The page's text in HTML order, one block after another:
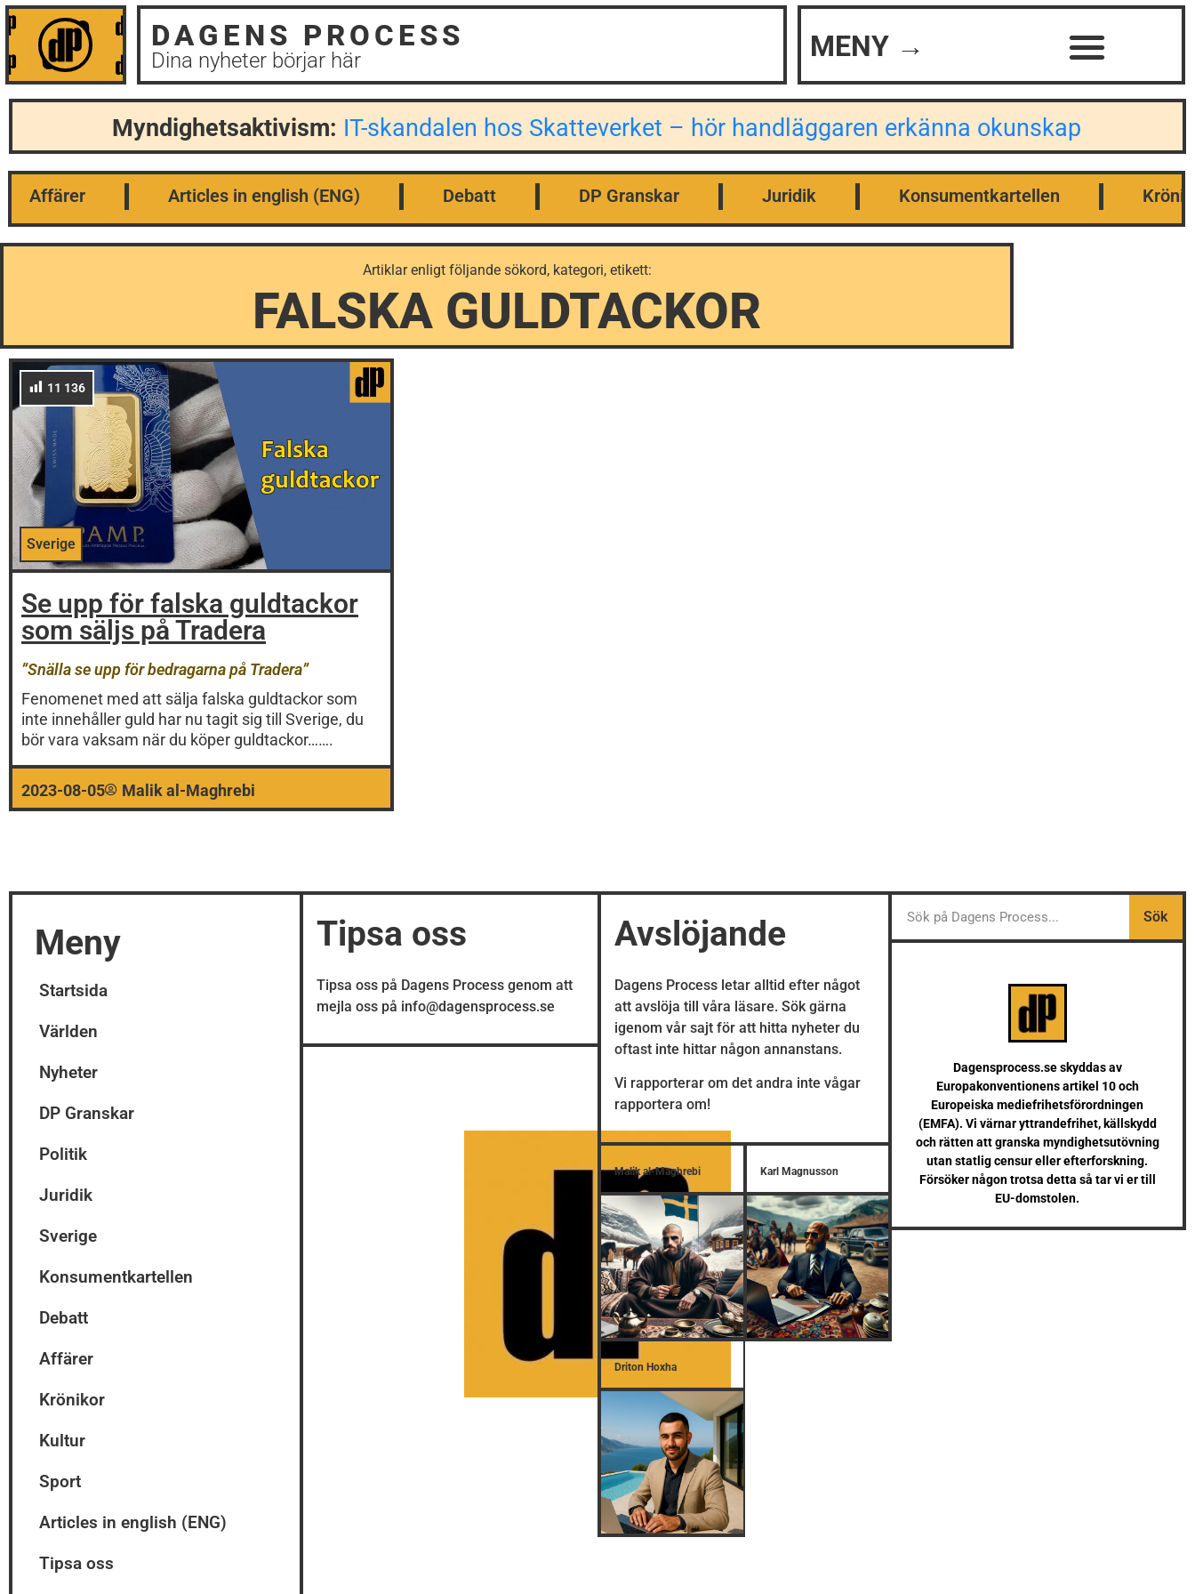
DAGENS PROCESS
Dina nyheter börjar här MENY →
Myndighetsaktivism: IT-skandalen hos Skatteverket – hör handläggaren erkänna okunskap
Affärer Articles in english (ENG) Debatt DP Granskar Juridik Konsumentkartellen
Artiklar enligt följande sökord, kategori, etikett:
FALSKA GULDTACKOR
11 136
Sverige
Se upp för falska guldtackor
som säljs på Tradera
”Snälla se upp för bedragarna på Tradera”
Fenomenet med att sälja falska guldtackor som
inte innehåller guld har nu tagit sig till Sverige, du
bör vara vaksam när du köper guldtackor…….
2023-08-05 Malik al-Maghrebi
Meny
Startsida
Världen
Nyheter
DP Granskar
Politik
Juridik
Sverige
Konsumentkartellen
Debatt
Affärer
Krönikor
Kultur
Sport
Articles in english (ENG)
Tipsa oss
Tipsa oss
Tipsa oss på Dagens Process genom att
mejla oss på info@dagensprocess.se
Avslöjande
Dagens Process letar alltid efter något
att avslöja till våra läsare. Sök gärna
igenom vår sajt för att hitta nyheter du
oftast inte hittar någon annanstans.
Vi rapporterar om det andra inte vågar
rapportera om!
Malik al-Maghrebi Karl Magnusson
Driton Hoxha
Sök
Dagensprocess.se skyddas av
Europakonventionens artikel 10 och
Europeiska mediefrihetsförordningen
(EMFA). Vi värnar yttrandefrihet, källskydd
och rätten att granska myndighetsutövning
utan statlig censur eller efterforskning.
Försöker någon trotsa detta så tar vi er till
EU-domstolen.